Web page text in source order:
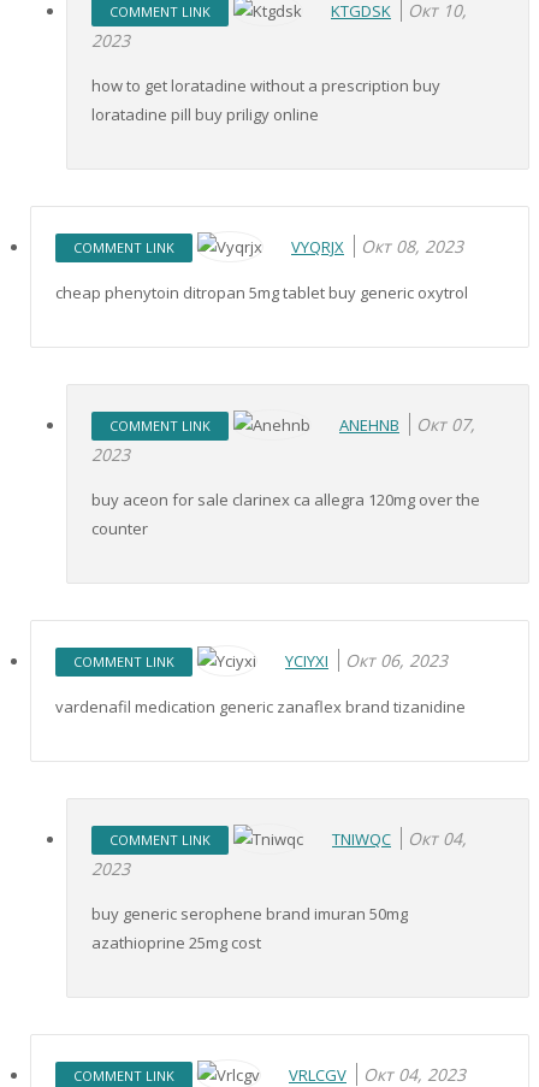
COMMENT LINK KTGDSK
Окт 10,
2023
how to get loratadine without a prescription buy
loratadine pill buy priligy online
COMMENT LINK VYQRJX Окт 08, 2023
cheap phenytoin ditropan 5mg tablet buy generic oxytrol
COMMENT LINK ANEHNB
Окт 07,
2023
buy aceon for sale clarinex ca allegra 120mg over the
counter
COMMENT LINK YCIYXI Окт 06, 2023
vardenafil medication generic zanaflex brand tizanidine
COMMENT LINK TNIWQC
Окт 04,
2023
buy generic serophene brand imuran 50mg
azathioprine 25mg cost
COMMENT LINK VRLCGV Окт 04, 2023